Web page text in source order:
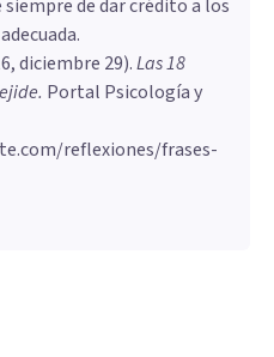
de dar crédito a los
diciembre 29).Las 18
. Portal Psicología y
reflexiones/frases-